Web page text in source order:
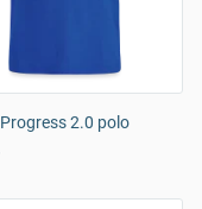
2.0 polo